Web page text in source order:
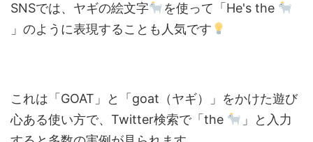
SNSでは、ヤギの絵文字
を使って「He's the
」のように表現することも人気です
これは「GOAT」と「goat（ヤギ）」をかけた遊び
心ある使い方で、Twitter検索で「the
」と入力